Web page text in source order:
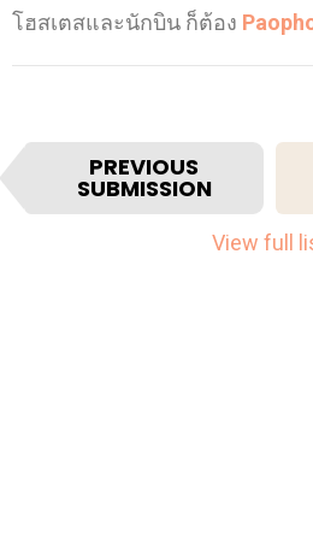
โฮสเตสและนักบิน ก็ต้อง
I
t
PREVIOUS
SUBMISSION
View full